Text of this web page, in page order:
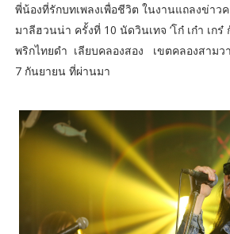
พี่น้องที่รักบทเพลงเพื่อชีวิต ในงานแถลงข่าว
มาลีฮวนน่า ครั้งที่ 10 นัดวินเทจ ‘โก๋ เก๋า เก
พริกไทยดำ เลียบคลองสอง เขตคลองสามว
7 กันยายน ที่ผ่านมา